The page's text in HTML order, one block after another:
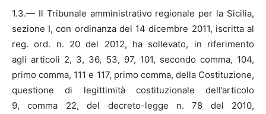
1.3.— Il Tribunale amministrativo regionale per la Sicilia,
sezione I, con ordinanza del 14 dicembre 2011, iscritta al
reg. ord. n. 20 del 2012, ha sollevato, in riferimento
agli articoli 2, 3, 36, 53, 97, 101, secondo comma, 104,
primo comma, 111 e 117, primo comma, della Costituzione,
questione di legittimità costituzionale dell’articolo
9, comma 22, del decreto-legge n. 78 del 2010,